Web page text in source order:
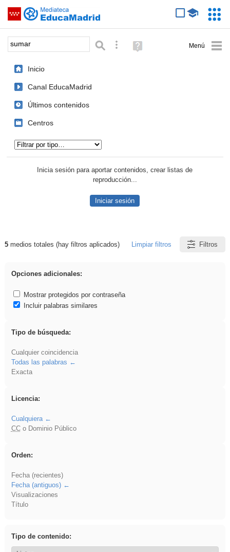
Saltar navegación
Palabra o frase: Búsqueda avanzada
Ayuda
(en
Inicio
Canal EducaMadrid
Últimos contenidos
Centros
Inicia sesión para aportar contenidos, crear listas de
reproducción...
Iniciar sesión
Resultados de: sumar
5medios totales (hay filtros aplicados) Limpiar filtros Filtros
Opciones adicionales:
Mostrar protegidos por contraseña
Incluir palabras similares
Tipo de búsqueda:
Cualquier coincidencia
Todas las palabras
Exacta
Licencia:
Cualquiera
CCo Dominio Público
Orden:
Fecha (recientes)
Fecha (antiguos)
Visualizaciones
Título
Tipo de contenido: